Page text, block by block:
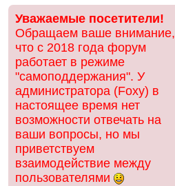
Уважаемые посетители!
Обращаем ваше внимание,
что с 2018 года форум
работает в режиме
"самоподдержания". У
администратора (Foxy) в
настоящее время нет
возможности отвечать на
ваши вопросы, но мы
приветствуем
взаимодействие между
пользователями